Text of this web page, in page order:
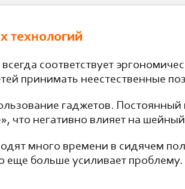
технологий
соответствует
принимать неестественные
гаджетов.
что негативно влияет на
много времени в сидячем
больше усиливает проблему.